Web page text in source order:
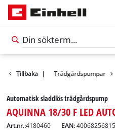
Tillbaka |
Vattenpumpar Trädgårdspumpar
Automatisk sladdlös trädgårdspump
AQUINNA 18/30 F LED
Art.nr.:4180460 EAN: